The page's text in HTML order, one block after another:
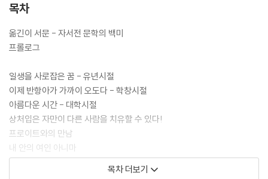
목차
옮긴이 서문 - 자서전 문학의 백미
프롤로그
일생을 사로잡은 꿈 - 유년시절
이제 반항아가 가까이 오도다 - 학창시절
아름다운 시간 - 대학시절
상처입은 자만이 다른 사람을 치유할 수 있다!
프로이트와의 만남
내 안의 여인 아니마
연금술을 발견하다
아, 내 가슴에 두 영혼이 살고 있다
목차 더보기